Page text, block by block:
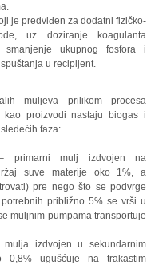
je predviđen za dodatni fizičko-
uz doziranje koagulanta
ukupnog fosfora i
u recipijent.
muljeva prilikom procesa
proizvodi nastaju biogas i
faza:
primarni mulj izdvojen na
suve materije oko 1%, a
pre nego što se podvrge
približno 5% se vrši u
muljnim pumpama transportuje
izdvojen u sekundarnim
ugušćuje na trakastim